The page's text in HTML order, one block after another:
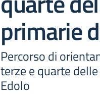
primarie
Percorso di
terze e quarte
Edolo